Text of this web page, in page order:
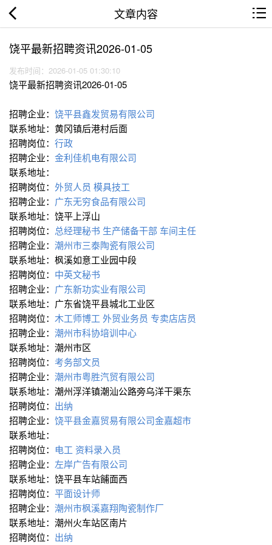
文章内容
饶平最新招聘资讯2026-01-05
发布时间：2026-01-05 01:30:10
饶平最新招聘资讯2026-01-05
招聘企业： 饶平县鑫发贸易有限公司
联系地址：黄冈镇后港村后面
招聘岗位： 行政
招聘企业： 金利佳机电有限公司
联系地址：
招聘岗位： 外贸人员 模具技工
招聘企业： 广东无穷食品有限公司
联系地址：饶平上浮山
招聘岗位： 总经理秘书 生产储备干部 车间主任
招聘企业： 潮州市三泰陶瓷有限公司
联系地址：枫溪如意工业园中段
招聘岗位： 中英文秘书
招聘企业： 广东新功实业有限公司
联系地址：广东省饶平县城北工业区
招聘岗位： 木工师博工 外贸业务员 专卖店店员
招聘企业： 潮州市科协培训中心
联系地址：潮州市区
招聘岗位： 考务部文员
招聘企业： 潮州市粤胜汽贸有限公司
联系地址：潮州浮洋镇潮汕公路旁乌洋干渠东
招聘岗位： 出纳
招聘企业： 饶平县金嘉贸易有限公司金嘉超市
联系地址：
招聘岗位： 电工 资料录入员
招聘企业： 左岸广告有限公司
联系地址：饶平县车站餔面西
招聘岗位： 平面设计师
招聘企业： 潮州市枫溪嘉翔陶瓷制作厂
联系地址：潮州火车站区南片
招聘岗位： 出纳